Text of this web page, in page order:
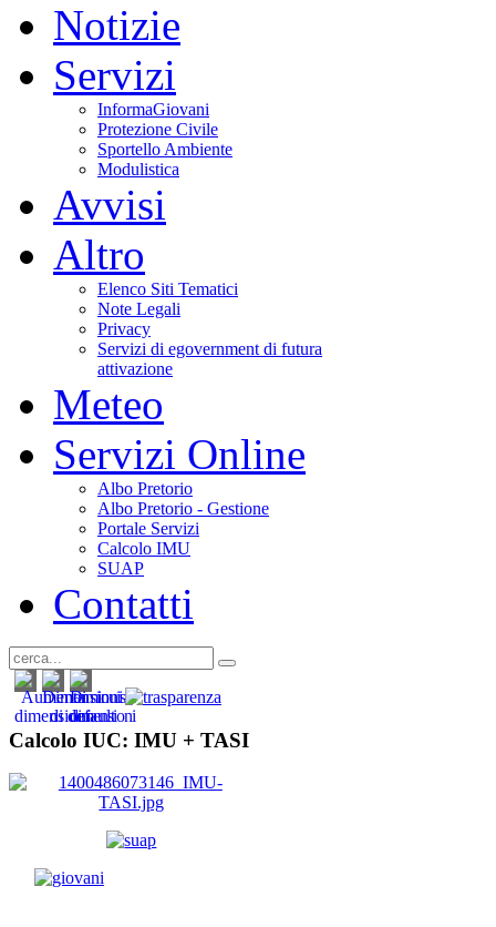
Notizie
Servizi
InformaGiovani
Protezione Civile
Sportello Ambiente
Modulistica
Avvisi
Altro
Elenco Siti Tematici
Note Legali
Privacy
Servizi di egovernment di futura
attivazione
Meteo
Servizi Online
Albo Pretorio
Albo Pretorio - Gestione
Portale Servizi
Calcolo IMU
SUAP
Contatti
Calcolo IUC: IMU + TASI